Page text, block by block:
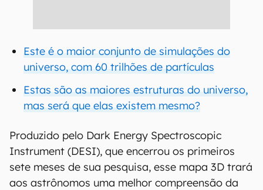
Este é o maior conjunto de simulações do
universo, com 60 trilhões de partículas
Estas são as maiores estruturas do universo,
mas será que elas existem mesmo?
Produzido pelo Dark Energy Spectroscopic
Instrument (DESI), que encerrou os primeiros
sete meses de sua pesquisa, esse mapa 3D trará
aos astrônomos uma melhor compreensão da